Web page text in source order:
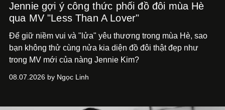
Jennie gợi ý công thức phối đồ đôi mùa Hè
qua MV "Less Than A Lover"
Để giữ niềm vui và "lửa" yêu thương trong mùa Hè, sao
bạn không thử cùng nửa kia diện đồ đôi thật đẹp như
trong MV mới của nàng Jennie Kim?
08.07.2026 by Ngọc Linh